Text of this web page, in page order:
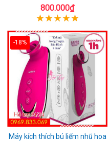
800.000₫
-18%
Máy kích thích bú liếm nhũ hoa